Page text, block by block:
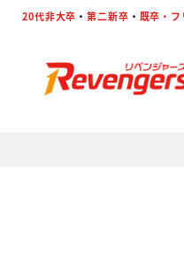
20代非大卒 ・第二新卒 ・ 既卒・フ